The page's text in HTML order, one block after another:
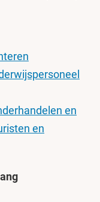
en
en